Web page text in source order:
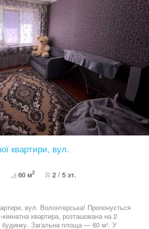
квартири, вул.
60 м2 2 / 5 эт.
вул. Волонтерська! Пропонується
квартира, розташована на 2
будинку. Загальна площа — 60 м². У